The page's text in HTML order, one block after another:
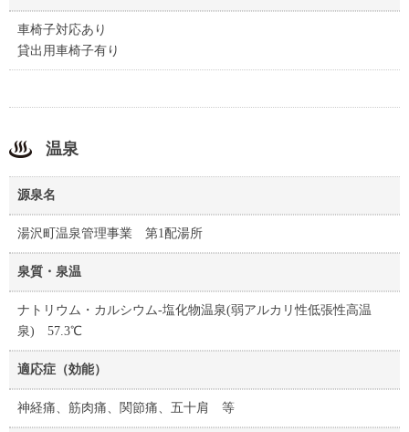
車椅子対応あり
貸出用車椅子有り
温泉
源泉名
湯沢町温泉管理事業 第1配湯所
泉質・泉温
ナトリウム・カルシウム-塩化物温泉(弱アルカリ性低張性高温
泉) 57.3℃
適応症（効能）
神経痛、筋肉痛、関節痛、五十肩 等